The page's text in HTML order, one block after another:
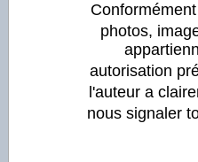
photos,
autorisation
l'auteur a
nous signaler